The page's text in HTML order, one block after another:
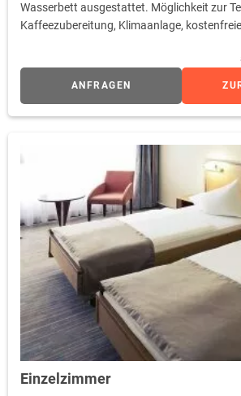
Wasserbett ausgestattet. Möglichkeit zur
Kaffeezubereitung, Klimaanlage,
ANFRAGEN
Einzelzimmer